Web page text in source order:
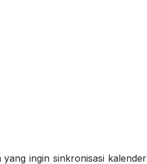
ingin sinkronisasi kalender